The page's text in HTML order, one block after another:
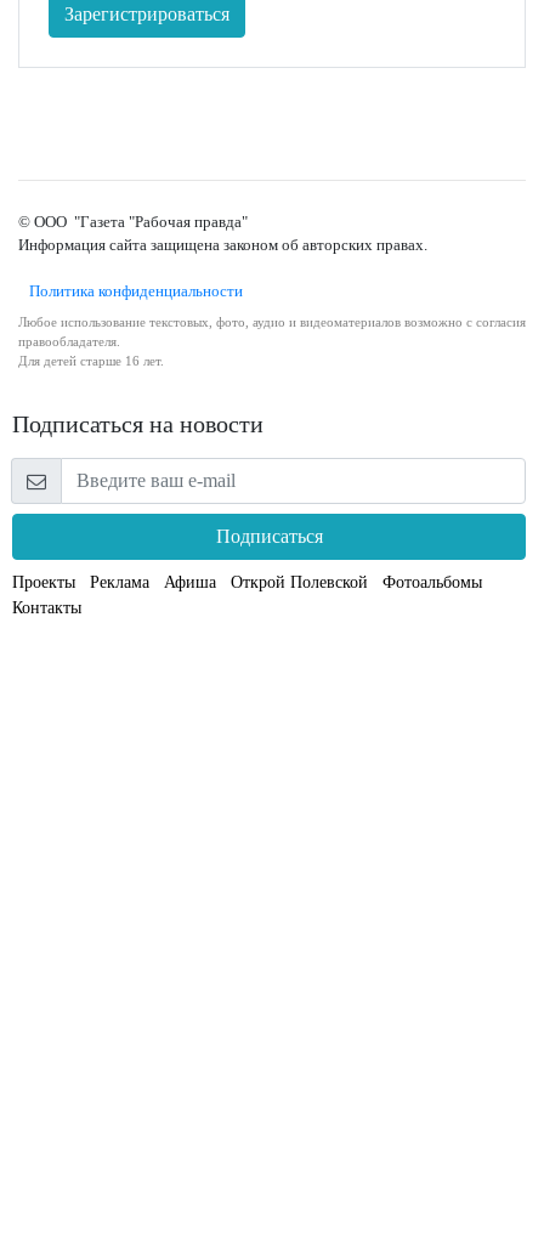
Зарегистрироваться
© ООО "Газета "Рабочая правда"
Информация сайта защищена законом об авторских правах.
Политика конфиденциальности
Любое использование текстовых, фото, аудио и видеоматериалов возможно с согласия
правообладателя.
Для детей старше 16 лет.
Подписаться на новости
Подписаться
Проекты Реклама Афиша Открой Полевской
Фотоальбомы
Контакты